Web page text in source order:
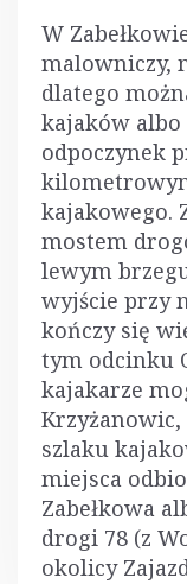
W
malowniczy,
dlatego
kajaków
odpoczynek
kajakowego.
mostem
lewym
wyjście przy
kończy się
tym odcinku
kajakarze
szlaku
miejsca
Zabełkowa
drogi 78 (z
okolicy